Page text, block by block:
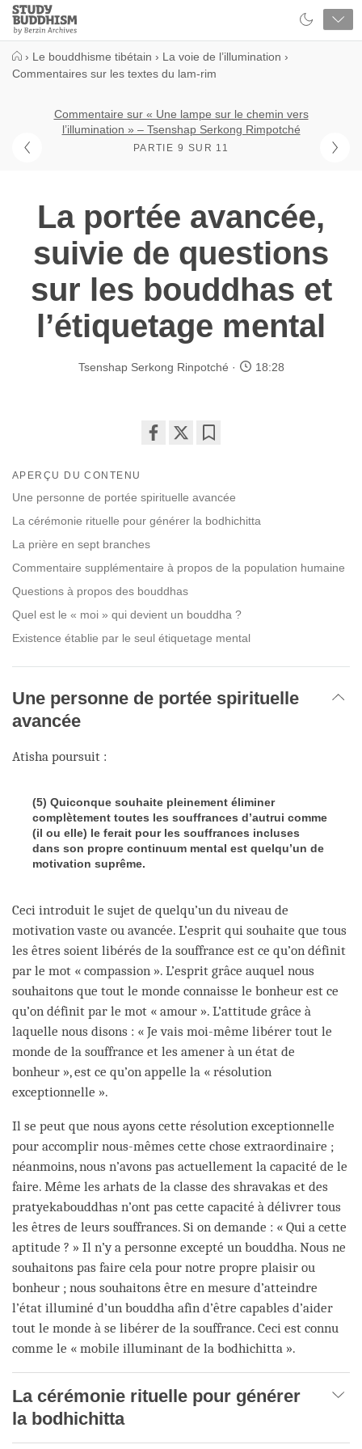
Close
Study
Buddhism
› Le bouddhisme tibétain › La voie de l’illumination ›
Commentaires sur les textes du lam-rim
Commentaire sur « Une lampe sur le chemin vers
l’illumination » – Tsenshap Serkong Rimpotché
PARTIE 9 SUR 11
La portée avancée,
suivie de questions
sur les bouddhas et
l’étiquetage mental
Tsenshap Serkong Rinpotché 18:28
facebook
APERÇU DU CONTENU
Une personne de portée spirituelle avancée
La cérémonie rituelle pour générer la bodhichitta
La prière en sept branches
Commentaire supplémentaire à propos de la population humaine
Questions à propos des bouddhas
Quel est le « moi » qui devient un bouddha ?
Existence établie par le seul étiquetage mental
Une personne de portée spirituelle
avancée
Atisha poursuit :
(5) Quiconque souhaite pleinement éliminer
complètement toutes les souffrances d’autrui comme
(il ou elle) le ferait pour les souffrances incluses
dans son propre continuum mental est quelqu’un de
motivation suprême.
Ceci introduit le sujet de quelqu’un du niveau de
motivation vaste ou avancée. L’esprit qui souhaite que tous
les êtres soient libérés de la souffrance est ce qu’on définit
par le mot « compassion ». L’esprit grâce auquel nous
souhaitons que tout le monde connaisse le bonheur est ce
qu’on définit par le mot « amour ». L’attitude grâce à
laquelle nous disons : « Je vais moi-même libérer tout le
monde de la souffrance et les amener à un état de
bonheur », est ce qu’on appelle la « résolution
exceptionnelle ».
Il se peut que nous ayons cette résolution exceptionnelle
pour accomplir nous-mêmes cette chose extraordinaire ;
néanmoins, nous n’avons pas actuellement la capacité de le
faire. Même les arhats de la classe des shravakas et des
pratyekabouddhas n’ont pas cette capacité à délivrer tous
les êtres de leurs souffrances. Si on demande : « Qui a cette
aptitude ? » Il n’y a personne excepté un bouddha. Nous ne
souhaitons pas faire cela pour notre propre plaisir ou
bonheur ; nous souhaitons être en mesure d’atteindre
l’état illuminé d’un bouddha afin d’être capables d’aider
tout le monde à se libérer de la souffrance. Ceci est connu
comme le « mobile illuminant de la bodhichitta ».
La cérémonie rituelle pour générer
la bodhichitta